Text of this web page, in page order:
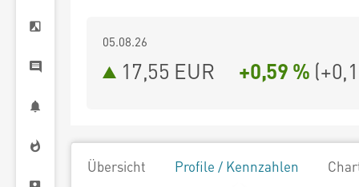
05.08.26
17,55 EUR +0,59 % (
Übersicht Profile / Kennzahlen